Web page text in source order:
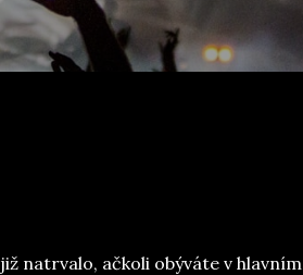
natrvalo, ačkoli obýváte v hlavním